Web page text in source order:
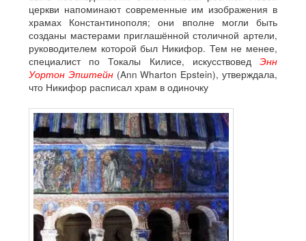
церкви напоминают современные им изображения в
храмах Константинополя; они вполне могли быть
созданы мастерами приглашённой столичной артели,
руководителем которой был Никифор. Тем не менее,
специалист по Токалы Килисе, искусствовед Энн
Уортон Эпштейн(Ann Wharton Epstein), утверждала,
что Никифор расписал храм в одиночку